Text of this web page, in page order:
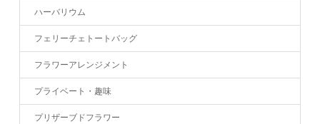
ハーバリウム
フェリーチェトートバッグ
フラワーアレンジメント
プライベート・趣味
プリザーブドフラワー